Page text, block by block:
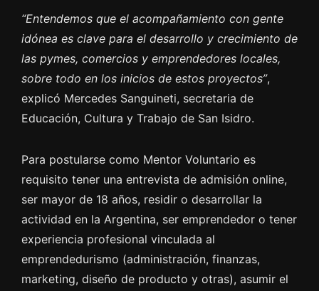
“Entendemos que el acompañamiento con gente
idónea es clave para el desarrollo y crecimiento de
las pymes, comercios y emprendedores locales,
sobre todo en los inicios de estos proyectos”,
explicó Mercedes Sanguineti, secretaria de
Educación, Cultura y Trabajo de San Isidro.
Para postularse como Mentor Voluntario es
requisito tener una entrevista de admisión online,
ser mayor de 18 años, residir o desarrollar la
actividad en la Argentina, ser emprendedor o tener
experiencia profesional vinculada al
emprendedurismo (administración, finanzas,
marketing, diseño de producto y otras), asumir el